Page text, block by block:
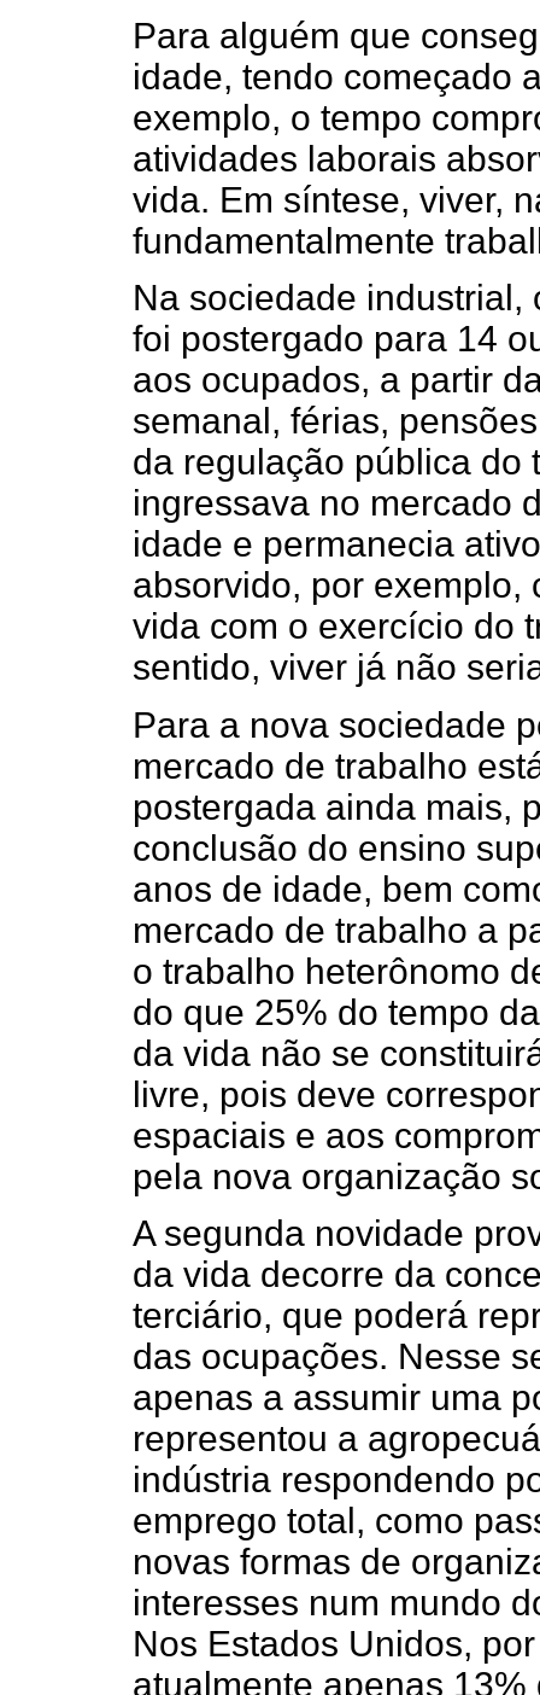
Para alguém que
idade, tendo começado
exemplo, o tempo
atividades laborais
vida. Em síntese, viver,
fundamentalmente
Na sociedade
foi postergado para 14
aos ocupados, a partir
semanal, férias,
da regulação pública do
ingressava no mercado
idade e permanecia
absorvido, por exemplo,
vida com o exercício do
sentido, viver já não
Para a nova sociedade
mercado de trabalho
postergada ainda mais,
conclusão do ensino
anos de idade, bem
mercado de trabalho a
o trabalho heterônomo
do que 25% do tempo
da vida não se
livre, pois deve
espaciais e aos
pela nova organização
A segunda novidade
da vida decorre da
terciário, que poderá
das ocupações. Nesse
apenas a assumir uma
representou a
indústria respondendo
emprego total, como
novas formas de
interesses num mundo
Nos Estados Unidos,
atualmente apenas